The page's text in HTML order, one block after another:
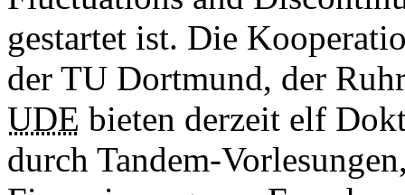
gestartet ist. Die
der TU Dortmund, der
UDE bieten derzeit elf
durch Tandem-